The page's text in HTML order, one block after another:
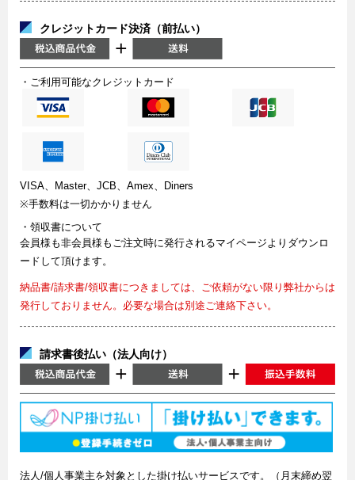
クレジットカード決済（前払い）
・ご利用可能なクレジットカード
VISA、Master、JCB、Amex、Diners
※手数料は一切かかりません
・領収書について
会員様も非会員様もご注文時に発行されるマイページよりダウンロ
ードして頂けます。
納品書/請求書/領収書につきましては、ご依頼がない限り弊社からは
発行しておりません。必要な場合は別途ご連絡下さい。
請求書後払い（法人向け）
法人/個人事業主を対象とした掛け払いサービスです。（月末締め翌